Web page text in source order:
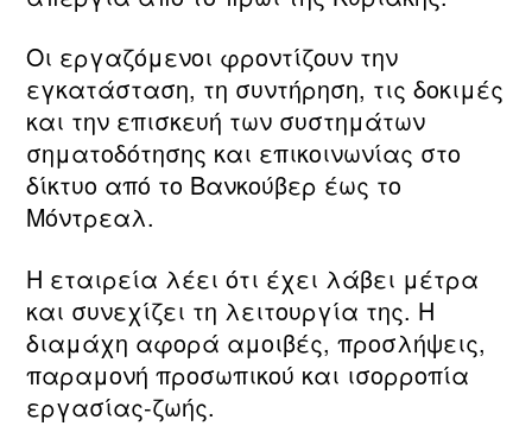
Οι εργαζόμενοι φροντίζουν την
εγκατάσταση, τη συντήρηση, τις δοκιμές
και την επισκευή των συστημάτων
σηματοδότησης και επικοινωνίας στο
δίκτυο από το Βανκούβερ έως το
Μόντρεαλ.
Η εταιρεία λέει ότι έχει λάβει μέτρα
και συνεχίζει τη λειτουργία της. Η
διαμάχη αφορά αμοιβές, προσλήψεις,
παραμονή προσωπικού και ισορροπία
εργασίας‑ζωής.